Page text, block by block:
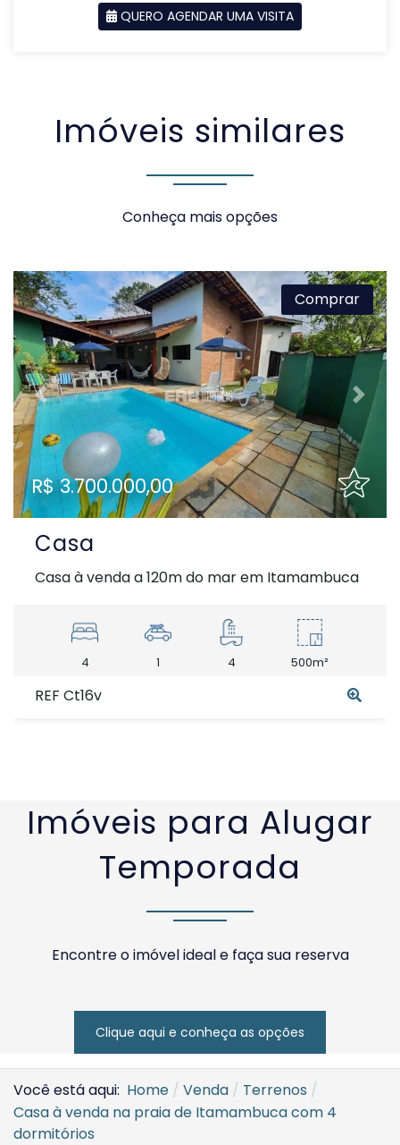
QUERO AGENDAR UMA VISITA
VOLTAR
Imóveis similares
Conheça mais opções
Previous Next
Comprar
R$ 3.700.000,00
Casa
Casa à venda a 120m do mar em Itamambuca
4 1 4 500m²
REF Ct16v
Imóveis para Alugar
Temporada
Encontre o imóvel ideal e faça sua reserva
Clique aqui e conheça as opções
Você está aqui: Home Venda
Terrenos
Casa à venda na praia de Itamambuca com 4
dormitórios